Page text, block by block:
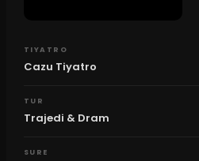
TIYATRO
Cazu Tiyatro
TUR
Trajedi & Dram
SURE